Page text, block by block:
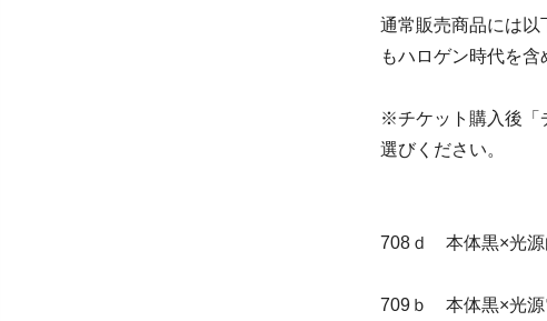
通常販売商品には
もハロゲン時代を
※チケット購入後「
選びください。
708ｄ 本体黒×光源
709ｂ 本体黒×光源